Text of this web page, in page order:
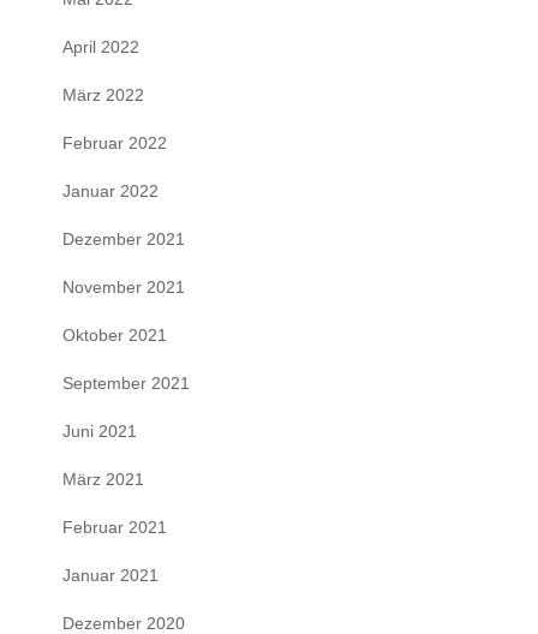
April 2022
März 2022
Februar 2022
Januar 2022
Dezember 2021
November 2021
Oktober 2021
September 2021
Juni 2021
März 2021
Februar 2021
Januar 2021
Dezember 2020